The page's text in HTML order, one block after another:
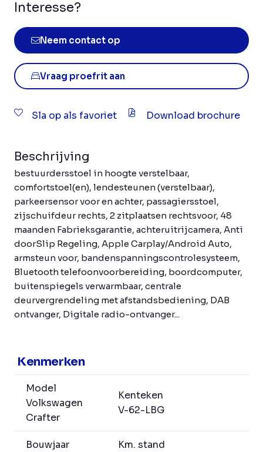
Interesse?
Neem contact op
Vraag proefrit aan
Sla op als favoriet Download brochure
Beschrijving
bestuurdersstoel in hoogte verstelbaar,
comfortstoel(en), lendesteunen (verstelbaar),
parkeersensor voor en achter, passagiersstoel,
zijschuifdeur rechts, 2 zitplaatsen rechtsvoor, 48
maanden Fabrieksgarantie, achteruitrijcamera, Anti
doorSlip Regeling, Apple Carplay/Android Auto,
armsteun voor, bandenspanningscontrolesysteem,
Bluetooth telefoonvoorbereiding, boordcomputer,
buitenspiegels verwarmbaar, centrale
deurvergrendeling met afstandsbediening, DAB
ontvanger, Digitale radio-ontvanger...
Kenmerken
Model
Volkswagen
Crafter
Kenteken
V-62-LBG
Bouwjaar
Km. stand